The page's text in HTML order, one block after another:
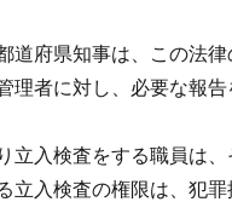
道府県知事は、この法
理者に対し、必要な報
立入検査をする職員は
立入検査の権限は、犯